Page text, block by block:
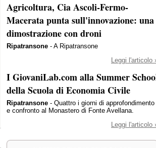
Agricoltura, Cia Ascoli-Fermo-
Macerata punta sull'innovazione: una
dimostrazione con droni
Ripatransone - A Ripatransone
Leggi l'articolo
I GiovaniLab.com alla Summer
della Scuola di Economia Civile
Ripatransone - Quattro i giorni di approfondimento
e confronto al Monastero di Fonte Avellana.
Leggi l'articolo